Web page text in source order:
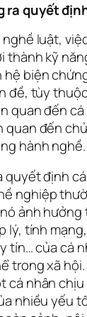
ra quyết
luật,
thành kỹ
hệ biện
đề, tùy
quan đến
quan đến
hành nghề.
quyết định
nghiệp
ảnh
lý, tính
tín… của cá
trong xã hội.
cá nhân
nhiều yếu